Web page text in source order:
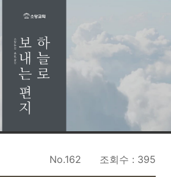
No.162 조회수 : 395